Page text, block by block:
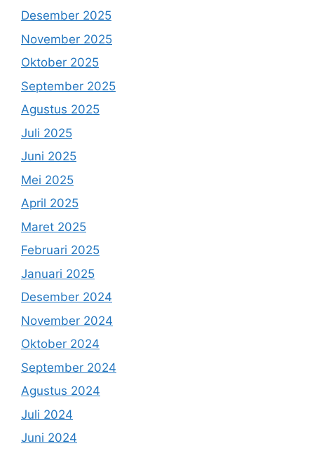
Desember 2025
November 2025
Oktober 2025
September 2025
Agustus 2025
Juli 2025
Juni 2025
Mei 2025
April 2025
Maret 2025
Februari 2025
Januari 2025
Desember 2024
November 2024
Oktober 2024
September 2024
Agustus 2024
Juli 2024
Juni 2024